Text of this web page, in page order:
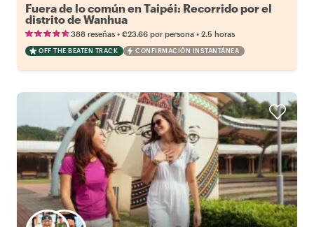
Fuera de lo común en Taipéi: Recorrido por el
distrito de Wanhua
388 reseñas • €23.66 por persona • 2.5 horas
OFF THE BEATEN TRACK CONFIRMACIÓN INSTANTÁNEA